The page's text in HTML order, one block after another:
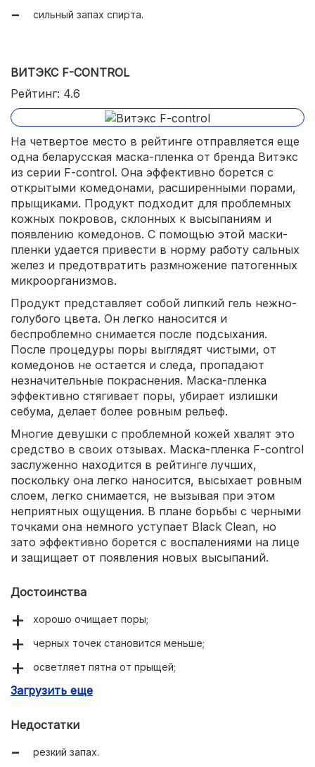
сильный запах спирта.
ВИТЭКС F-CONTROL
Рейтинг: 4.6
На четвертое место в рейтинге отправляется еще
одна беларусская маска-пленка от бренда Витэкс
из серии F-control. Она эффективно борется с
открытыми комедонами, расширенными порами,
прыщиками. Продукт подходит для проблемных
кожных покровов, склонных к высыпаниям и
появлению комедонов. С помощью этой маски-
пленки удается привести в норму работу сальных
желез и предотвратить размножение патогенных
микроорганизмов.
Продукт представляет собой липкий гель нежно-
голубого цвета. Он легко наносится и
беспроблемно снимается после подсыхания.
После процедуры поры выглядят чистыми, от
комедонов не остается и следа, пропадают
незначительные покраснения. Маска-пленка
эффективно стягивает поры, убирает излишки
себума, делает более ровным рельеф.
Многие девушки с проблемной кожей хвалят это
средство в своих отзывах. Маска-пленка F-control
заслуженно находится в рейтинге лучших,
поскольку она легко наносится, высыхает ровным
слоем, легко снимается, не вызывая при этом
неприятных ощущения. В плане борьбы с черными
точками она немного уступает Black Clean, но
зато эффективно борется с воспалениями на лице
и защищает от появления новых высыпаний.
Достоинства
хорошо очищает поры;
черных точек становится меньше;
осветляет пятна от прыщей;
хорошо успокаивает кожу;
Загрузить еще
Недостатки
резкий запах.